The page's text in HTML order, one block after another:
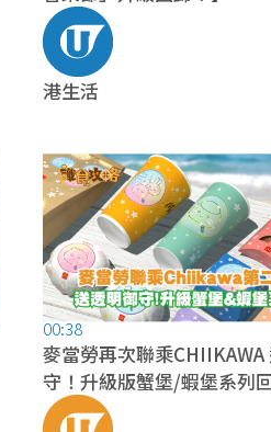
港生活
00:38
麥當勞再次聯乘CHIIKAWA
守！升級版蟹堡/蝦堡系列